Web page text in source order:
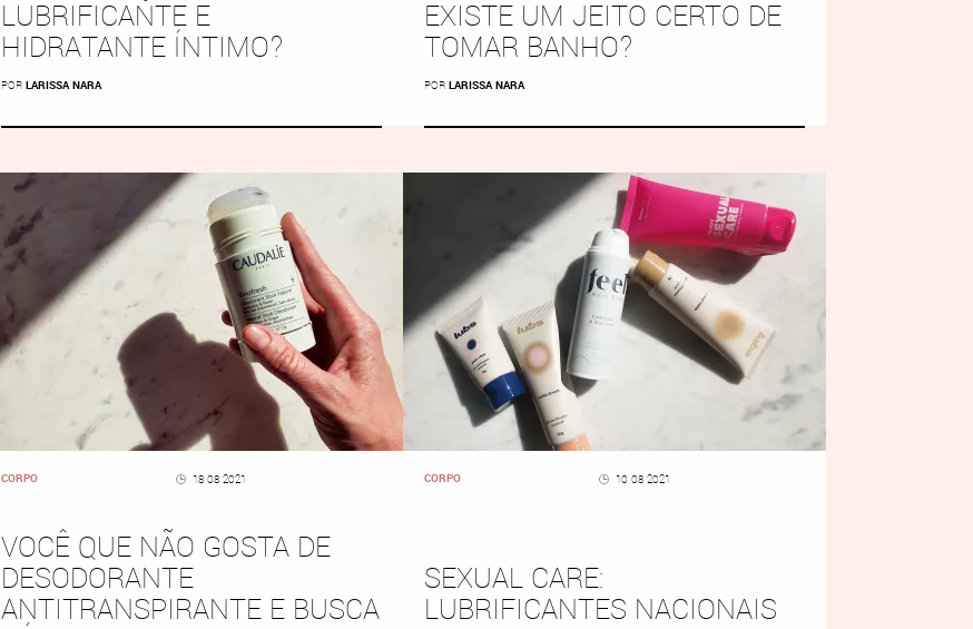
LUBRIFICANTE E
HIDRATANTE ÍNTIMO?
POR LARISSA NARA
EXISTE UM JEITO CERTO DE
TOMAR BANHO?
POR LARISSA NARA
CORPO 18 08 2021
VOCÊ QUE NÃO GOSTA DE
DESODORANTE
ANTITRANSPIRANTE E BUSCA
CORPO 10 08 2021
SEXUAL CARE:
LUBRIFICANTES NACIONAIS